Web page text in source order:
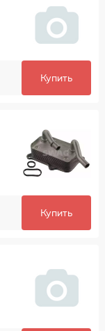
Купить
Купить